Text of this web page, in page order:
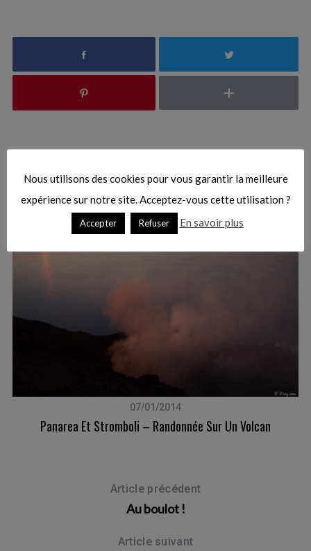
07/01/2014
Panarea Et Stromboli – Randonnée Sur Un Volcan
Article précédent
Au boulot !
Article suivant
Nous utilisons des cookies pour vous garantir la meilleure
expérience sur notre site. Acceptez-vous cette utilisation ?
Accepter Refuser En savoir plus